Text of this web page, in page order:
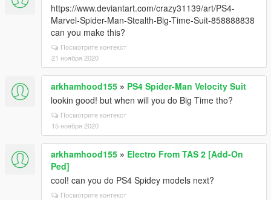
https://www.deviantart.com/crazy31139/art/PS4-
Marvel-Spider-Man-Stealth-Big-Time-Suit-858888838
can you make this?
Посмотрите контекст
21 ноября 2020
arkhamhood155 » PS4 Spider-Man Velocity Suit
lookin good! but when will you do Big Time tho?
Посмотрите контекст
15 ноября 2020
arkhamhood155 » Electro From TAS 2 [Add-On
Ped]
cool! can you do PS4 Spidey models next?
Посмотрите контекст